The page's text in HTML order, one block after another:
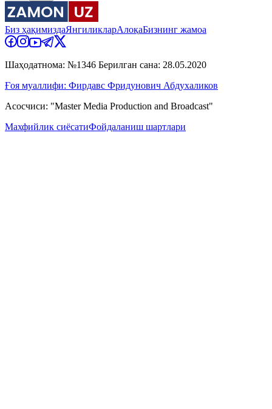
Биз ҳақимиздаЯнгиликларАлоқаБизнинг жамоа
Шаҳодатнома: №1346 Берилган сана: 28.05.2020
Ғоя муаллифи: Фирдавс Фридунович Абдухаликов
Асосчиси: "Master Media Production and Broadcast"
Махфийлик сиёсатиФойдаланиш шартлари